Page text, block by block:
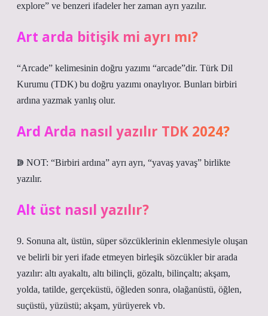
explore” ve benzeri ifadeler her zaman ayrı yazılır.
Art arda bitişik mi ayrı mı?
“Arcade” kelimesinin doğru yazımı “arcade”dir. Türk Dil
Kurumu (TDK) bu doğru yazımı onaylıyor. Bunları birbiri
ardına yazmak yanlış olur.
Ard Arda nasıl yazılır TDK 2024?
ↇ NOT: “Birbiri ardına” ayrı ayrı, “yavaş yavaş” birlikte
yazılır.
Alt üst nasıl yazılır?
9. Sonuna alt, üstün, süper sözcüklerinin eklenmesiyle oluşan
ve belirli bir yeri ifade etmeyen birleşik sözcükler bir arada
yazılır: altı ayakaltı, altı bilinçli, gözaltı, bilinçaltı; akşam,
yolda, tatilde, gerçeküstü, öğleden sonra, olağanüstü, öğlen,
suçüstü, yüzüstü; akşam, yürüyerek vb.